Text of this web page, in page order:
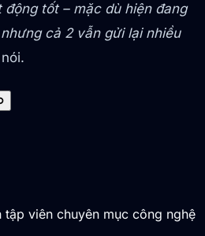
tốt – mặc dù hiện đang
cả 2 vẫn gửi lại nhiều
viên chuyên mục công nghệ